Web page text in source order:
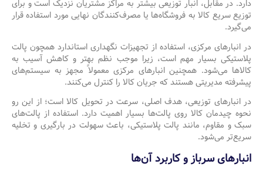
دارد. در مقابل، انبار توزیعی بیشتر به مراکز مشتریان نزدیک است و برای
توزیع سریع کالا به فروشگاه‌ها یا مصرف‌کنندگان نهایی مورد استفاده قرار
می‌گیرد.
در انبارهای مرکزی، استفاده از تجهیزات نگهداری استاندارد همچون پالت
پلاستیکی بسیار مهم است، زیرا موجب نظم بهتر و کاهش آسیب به
کالاها می‌شود. همچنین انبارهای مرکزی معمولاً مجهز به سیستم‌های
پیشرفته مدیریتی هستند که جریان کالا را کنترل می‌کنند.
در انبارهای توزیعی، هدف اصلی، سرعت در تحویل کالا است؛ از این رو
نحوه چیدمان کالا روی پالت‌ها بسیار اهمیت دارد. استفاده از پالت‌های
سبک و مقاوم، مانند پالت پلاستیکی، باعث سهولت در بارگیری و تخلیه
سریع‌تر می‌شود.
انبارهای سرباز و کاربرد آن‌ها